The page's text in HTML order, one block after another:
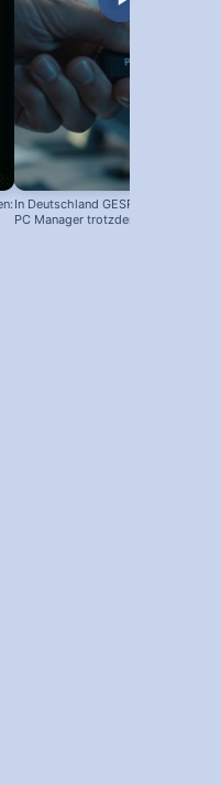
In Deutschland GESPERRT: Microsoft
PC Manager trotzdem installieren